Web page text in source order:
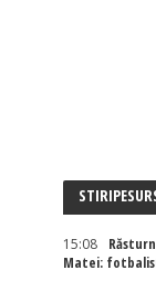
15:08
Matei: